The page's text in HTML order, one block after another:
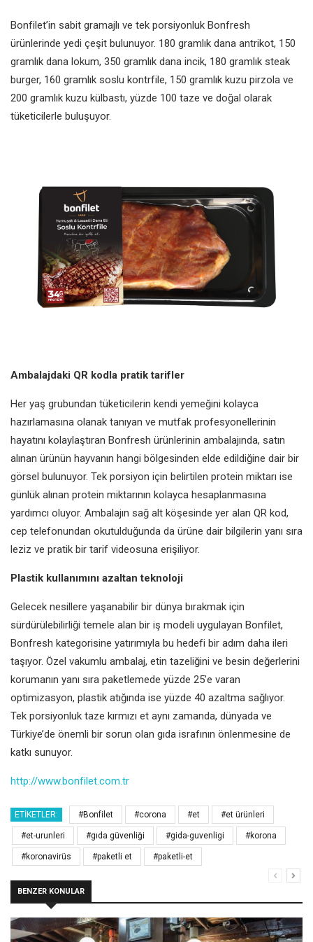
Bonfilet’in sabit gramajlı ve tek porsiyonluk Bonfresh
ürünlerinde yedi çeşit bulunuyor. 180 gramlık dana antrikot, 150
gramlık dana lokum, 350 gramlık dana incik, 180 gramlık steak
burger, 160 gramlık soslu kontrfile, 150 gramlık kuzu pirzola ve
200 gramlık kuzu külbastı, yüzde 100 taze ve doğal olarak
tüketicilerle buluşuyor.
Ambalajdaki QR kodla pratik tarifler
Her yaş grubundan tüketicilerin kendi yemeğini kolayca
hazırlamasına olanak tanıyan ve mutfak profesyonellerinin
hayatını kolaylaştıran Bonfresh ürünlerinin ambalajında, satın
alınan ürünün hayvanın hangi bölgesinden elde edildiğine dair bir
görsel bulunuyor. Tek porsiyon için belirtilen protein miktarı ise
günlük alınan protein miktarının kolayca hesaplanmasına
yardımcı oluyor. Ambalajın sağ alt köşesinde yer alan QR kod,
cep telefonundan okutulduğunda da ürüne dair bilgilerin yanı sıra
leziz ve pratik bir tarif videosuna erişiliyor.
Plastik kullanımını azaltan teknoloji
Gelecek nesillere yaşanabilir bir dünya bırakmak için
sürdürülebilirliği temele alan bir iş modeli uygulayan Bonfilet,
Bonfresh kategorisine yatırımıyla bu hedefi bir adım daha ileri
taşıyor. Özel vakumlu ambalaj, etin tazeliğini ve besin değerlerini
korumanın yanı sıra paketlemede yüzde 25’e varan
optimizasyon, plastik atığında ise yüzde 40 azaltma sağlıyor.
Tek porsiyonluk taze kırmızı et aynı zamanda, dünyada ve
Türkiye’de önemli bir sorun olan gıda israfının önlenmesine de
katkı sunuyor.
http://www.bonfilet.com.tr
ETIKETLER: #Bonfilet #corona #et #et ürünleri
#et-urunleri #gıda güvenliği #gida-guvenligi #korona
#koronavirüs #paketli et #paketli-et
BENZER KONULAR